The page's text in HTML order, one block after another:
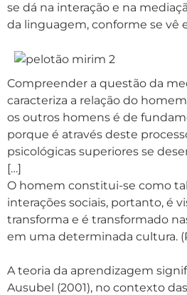
se dá na interação e na
da linguagem, conforme se vê
Compreender a questão da
caracteriza a relação do
os outros homens é de
porque é através deste
psicológicas superiores se
[…]
O homem constitui-se como
interações sociais, portanto, é
transforma e é transformado
em uma determinada cultura.
A teoria da aprendizagem
Ausubel (2001), no contexto